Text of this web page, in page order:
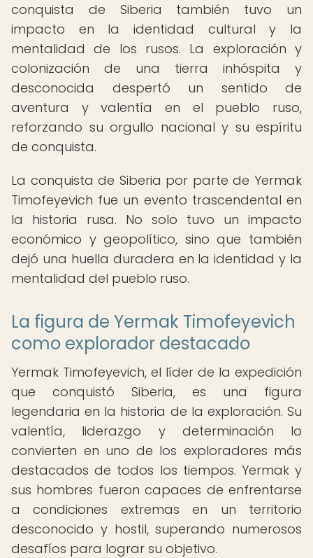
conquista de Siberia también tuvo un
impacto en la identidad cultural y la
mentalidad de los rusos. La exploración y
colonización de una tierra inhóspita y
desconocida despertó un sentido de
aventura y valentía en el pueblo ruso,
reforzando su orgullo nacional y su espíritu
de conquista.
La conquista de Siberia por parte de Yermak
Timofeyevich fue un evento trascendental en
la historia rusa. No solo tuvo un impacto
económico y geopolítico, sino que también
dejó una huella duradera en la identidad y la
mentalidad del pueblo ruso.
La figura de Yermak Timofeyevich
como explorador destacado
Yermak Timofeyevich, el líder de la expedición
que conquistó Siberia, es una figura
legendaria en la historia de la exploración. Su
valentía, liderazgo y determinación lo
convierten en uno de los exploradores más
destacados de todos los tiempos. Yermak y
sus hombres fueron capaces de enfrentarse
a condiciones extremas en un territorio
desconocido y hostil, superando numerosos
desafíos para lograr su objetivo.